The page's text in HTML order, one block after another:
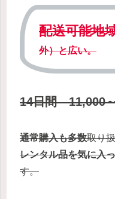
配送可能地
外）と広い。
14日間 11,000
通常購入も多数取り
レンタル品を気に入
す。